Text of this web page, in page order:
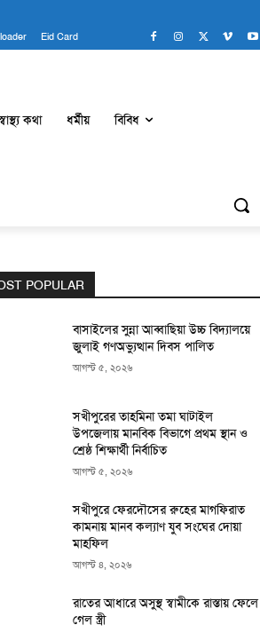
Eid Card
কথা ধর্মীয় বিবিধ
POPULAR
বাসাইলের সুন্না আব্বাছিয়া উচ্চ বিদ্যালয়ে
জুলাই গণঅভ্যুত্থান দিবস পালিত
আগস্ট ৫, ২০২৬
সখীপুরের তাহমিনা তমা ঘাটাইল
উপজেলায় মানবিক বিভাগে প্রথম স্থান ও
শ্রেষ্ঠ শিক্ষার্থী নির্বাচিত
আগস্ট ৫, ২০২৬
সখীপুরে ফেরদৌসের রুহের মাগফিরাত
কামনায় মানব কল্যাণ যুব সংঘের দোয়া
মাহফিল
আগস্ট ৪, ২০২৬
রাতের আধারে অসুস্থ স্বামীকে রাস্তায় ফেলে
গেল স্ত্রী